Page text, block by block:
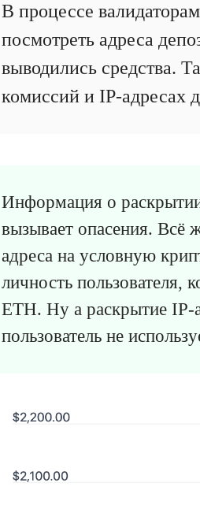
В процессе
посмотреть адреса
выводились средства.
комиссий и IP-адресах
Информация о раскрытии
вызывает опасения. Всё
адреса на условную
личность
ETH. Ну а раскрытие IP-
пользователь не